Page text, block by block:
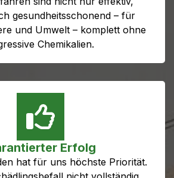
gesundheitsschonend – für
und Umwelt – komplett ohne
Chemikalien.
Erfolg
hat für uns höchste Priorität.